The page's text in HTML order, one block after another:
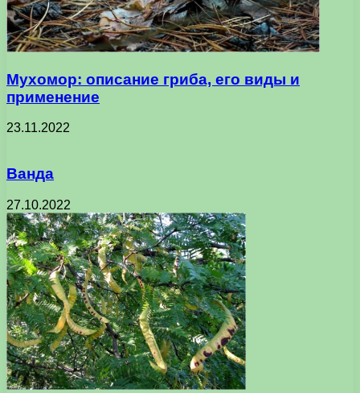
Мухомор: описание гриба, его виды и
применение
23.11.2022
Ванда
27.10.2022